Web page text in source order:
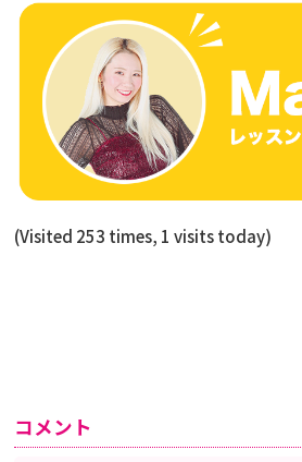
(Visited 253 times, 1 visits today)
コメント